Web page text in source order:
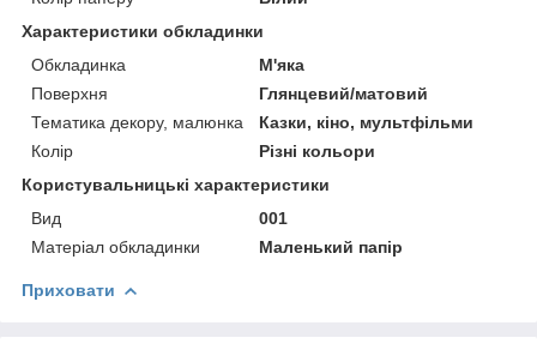
Характеристики обкладинки
Обкладинка
М'яка
Поверхня
Глянцевий/матовий
Тематика декору, малюнка
Казки, кіно, мультфільми
Колір
Різні кольори
Користувальницькі характеристики
Вид
001
Матеріал обкладинки
Маленький папір
Приховати